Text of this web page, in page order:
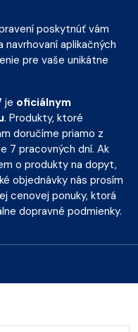
poskytnúť vám
aplikačných
pre vaše unikátne
je oficiálnym
. Produkty, ktoré
doručíme priamo z
7 pracovných dní. Ak
o produkty na dopyt,
objednávky nás prosím
cenovej ponuky, ktorá
dopravné podmienky.